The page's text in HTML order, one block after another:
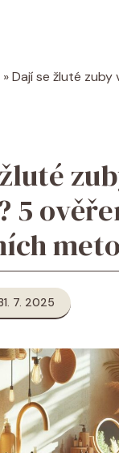
»Dají se žluté
5
7. 2025